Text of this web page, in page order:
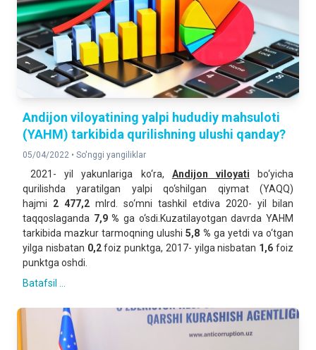
Andijon viloyatining yalpi hududiy mahsuloti
(YAHM) tarkibida qurilishning ulushi qanday?
05/04/2022 • So'nggi yangiliklar
2021- yil yakunlariga ko‘ra, Andijon viloyati bo‘yicha
qurilishda yaratilgan yalpi qo‘shilgan qiymat (YAQQ)
hajmi 2 477,2 mlrd. so‘mni tashkil etdiva 2020- yil bilan
taqqoslaganda 7,9 % ga o‘sdi.Kuzatilayotgan davrda YAHM
tarkibida mazkur tarmoqning ulushi5,8 % ga yetdi va o‘tgan
yilga nisbatan 0,2foiz punktga, 2017- yilga nisbatan 1,6 foiz
punktga oshdi.
Batafsil ...